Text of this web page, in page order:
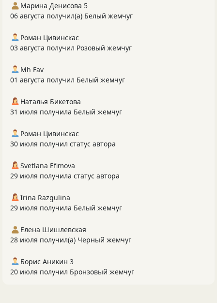
Марина Денисова 5
06 августа получил(а) Белый жемчуг
Роман Цивинскас
03 августа получил Розовый жемчуг
Mh Fav
01 августа получил Белый жемчуг
Наталья Бикетова
31 июля получила Белый жемчуг
Роман Цивинскас
30 июля получил статус автора
Svetlana Efimova
29 июля получила статус автора
Irina Razgulina
29 июля получила Белый жемчуг
Елена Шишлевская
28 июля получил(а) Черный жемчуг
Борис Аникин 3
20 июля получил Бронзовый жемчуг